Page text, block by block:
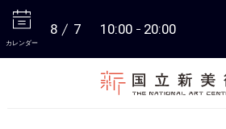
カレンダー
8 7 10:00 20:00